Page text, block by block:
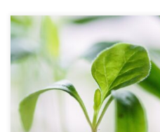
先说重点：现在就去落格智聊注
会结束，充到就是赚到！ 自从